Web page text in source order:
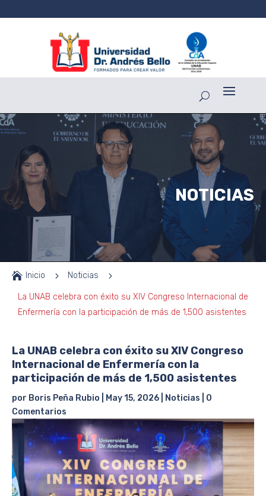
NOTICIAS
 Inicio 5 Noticias 5
La UNAB celebra con éxito su XIV Congreso Internacional de
Enfermería con la participación de más de 1,500 asistentes
La UNAB celebra con éxito su XIV Congreso
Internacional de Enfermería con la
participación de más de 1,500 asistentes
por Boris Peña Rubio May 15, 2026 Noticias
0
Comentarios